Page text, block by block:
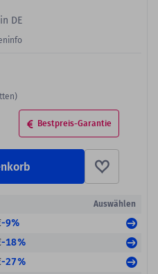
DE
Bestpreis-Garantie
Auswählen
-9%
-18%
-27%